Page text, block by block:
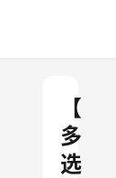
【
多
选